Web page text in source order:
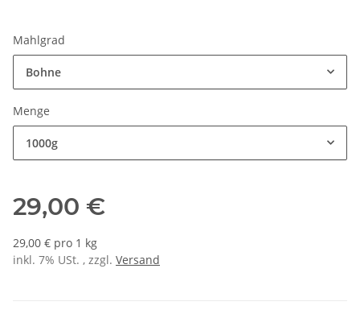
Mahlgrad
Bohne
Menge
1000g
29,00 €
29,00 € pro 1 kg
inkl. 7% USt. , zzgl. Versand